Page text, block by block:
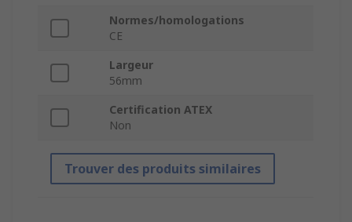
Normes/homologations
CE
Largeur
56mm
Certification ATEX
Non
Trouver des produits similaires